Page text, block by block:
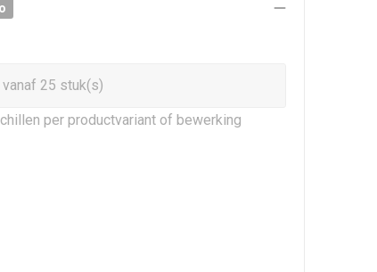
25 stuk(s)
per productvariant of bewerking